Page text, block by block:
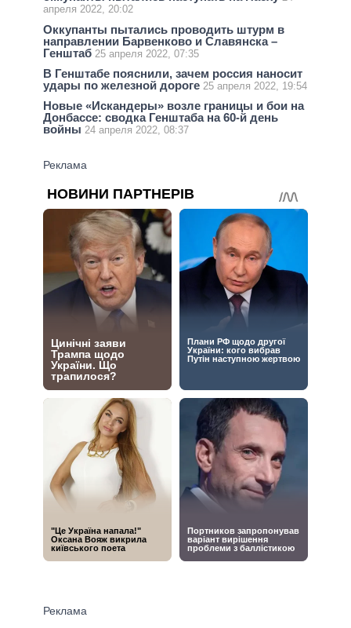
апреля 2022, 20:02
Оккупанты пытались проводить штурм в
направлении Барвенково и Славянска –
Генштаб 25 апреля 2022, 07:35
В Генштабе пояснили, зачем россия наносит
удары по железной дороге 25 апреля 2022, 19:54
Новые «Искандеры» возле границы и бои на
Донбассе: сводка Генштаба на 60-й день
войны 24 апреля 2022, 08:37